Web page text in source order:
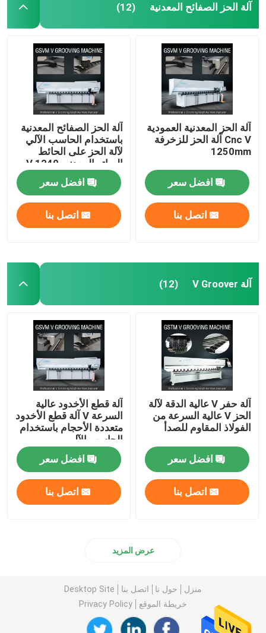
آلة الحز الصفائح المعدنية (12)
آلة الحز المعدنية العمودية
Cnc V آلة الحز للزخرفة
1250mm
افضل سعر
اتصل بنا
آلة الحز الصفائح المعدنية
باستخدام الحاسب الآلي
لآلة الحز على الحائط
الساتر المعدني V 1240
افضل سعر
اتصل بنا
آلة V Groover (12)
آلة حفر V عالية الدقة لآلة
الحز V عالية السرعة من
الفولاذ المقاوم للصدأ
افضل سعر
اتصل بنا
آلة قطع الأخدود عالية
السرعة V آلة قطع الأخدود
متعددة الأحجام باستخدام
الحاسب الآلي
افضل سعر
اتصل بنا
عرض المزيد
منزل حول نا اتصل بنا
Desktop Site
خريطة الموقع
Privacy Policy